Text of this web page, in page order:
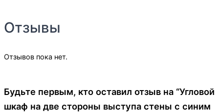
Отзывы
Отзывов пока нет.
Будьте первым, кто оставил отзыв на “Угловой
шкаф на две стороны выступа стены с синим